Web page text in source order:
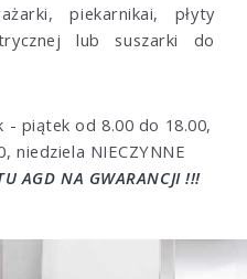
piekarnikai, płyty
lub suszarki do
- piątek od 8.00 do 18.00,
niedziela NIECZYNNE
AGD NA GWARANCJI !!!